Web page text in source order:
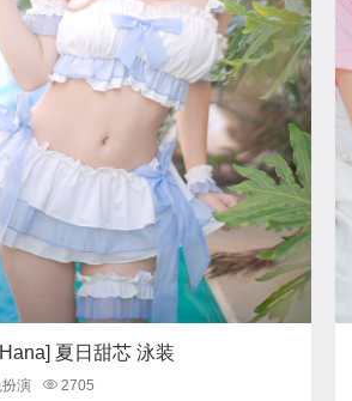
夏日甜芯 泳装
演 2705